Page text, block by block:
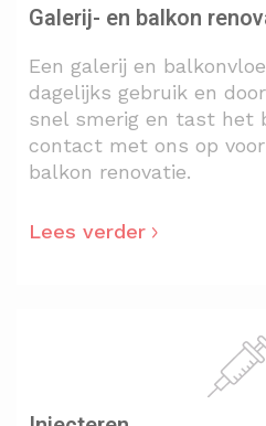
Galerij- en balkon
Een galerij en
dagelijks gebruik en
snel smerig en tast het
contact met ons op
balkon renovatie.
Lees verder